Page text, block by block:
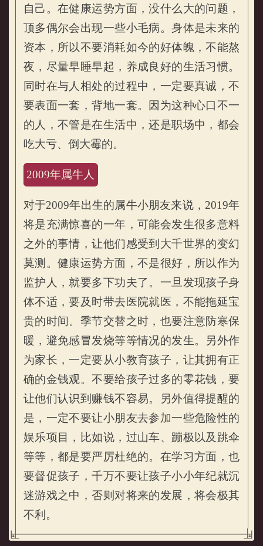
自己。在健康运势方面，没什么大的问题，
顶多偶尔会出现一些小毛病。身体是未来的
资本，所以不要消耗如今的好体魄，不能熬
夜，尽量早睡早起，养成良好的生活习惯。
同时在与人相处的过程中，一定要真诚，不
要表面一套，背地一套。因为这种心口不一
的人，不管是在生活中，还是职场中，都会
吃大亏、倒大霉的。
2009年属牛人
对于2009年出生的属牛小朋友来说，2019年
将是充满惊喜的一年，可能会发生很多意料
之外的事情，让他们感受到大千世界的变幻
莫测。健康运势方面，不是很好，所以作为
监护人，就要多下功夫了。一旦发现孩子身
体不适，要及时带去医院就医，不能拖延宝
贵的时间。季节交替之时，也要注意防寒保
暖，避免感冒发烧等等情况的发生。另外作
为家长，一定要从小教育孩子，让其拥有正
确的金钱观。不要给孩子过多的零花钱，要
让他们认识到赚钱不容易。另外值得提醒的
是，一定不要让小朋友去参加一些危险性的
娱乐项目，比如说，过山车、蹦极以及跳伞
等等，都是要严厉杜绝的。在学习方面，也
要督促孩子，千万不要让孩子小小年纪就沉
迷游戏之中，否则对将来的发展，将会极其
不利。